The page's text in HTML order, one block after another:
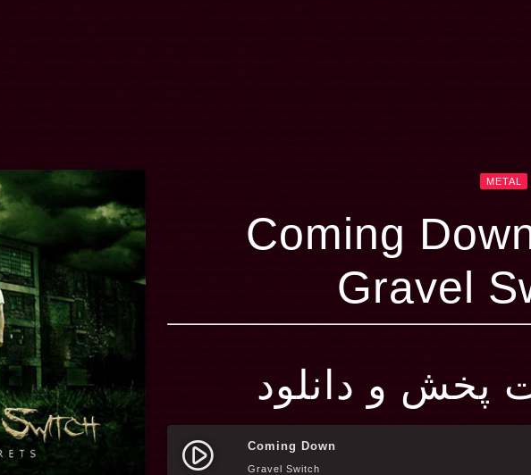
METAL
پخش و دانلود
play_circle_filled Coming Down
Gravel Switch